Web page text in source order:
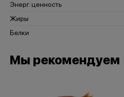
Энерг. ценность
Жиры
Белки
Мы рекомендуем